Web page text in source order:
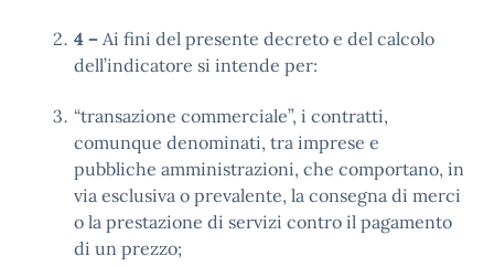
4 – Ai fini del presente decreto e del calcolo
dell’indicatore si intende per:
“transazione commerciale”, i contratti,
comunque denominati, tra imprese e
pubbliche amministrazioni, che comportano, in
via esclusiva o prevalente, la consegna di merci
o la prestazione di servizi contro il pagamento
di un prezzo;